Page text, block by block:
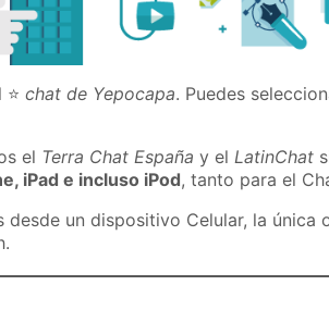
⭐chat de Yepocapa. Puedes
el Terra Chat España y elLatinChat
iPad e incluso iPod, tanto para el
desde un dispositivo Celular, la